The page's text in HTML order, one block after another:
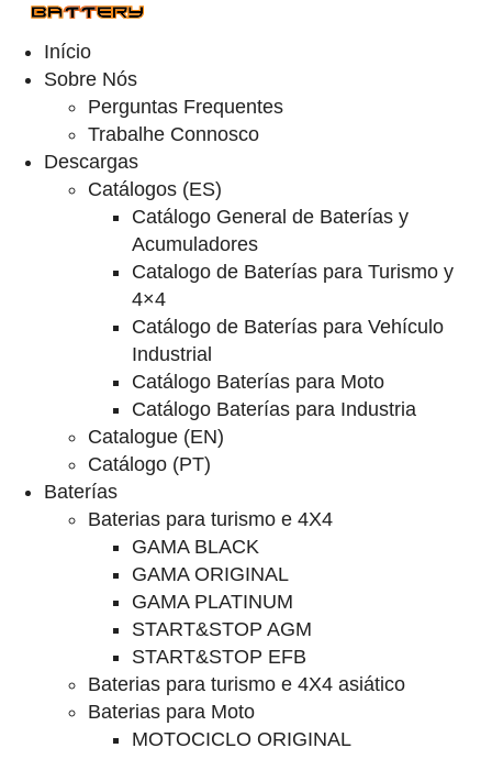
Início
Sobre Nós
Perguntas Frequentes
Trabalhe Connosco
Descargas
Catálogos (ES)
Catálogo General de Baterías y
Acumuladores
Catalogo de Baterías para Turismo y
4×4
Catálogo de Baterías para Vehículo
Industrial
Catálogo Baterías para Moto
Catálogo Baterías para Industria
Catalogue (EN)
Catálogo (PT)
Baterías
Baterias para turismo e 4X4
GAMA BLACK
GAMA ORIGINAL
GAMA PLATINUM
START&STOP AGM
START&STOP EFB
Baterias para turismo e 4X4 asiático
Baterias para Moto
MOTOCICLO ORIGINAL